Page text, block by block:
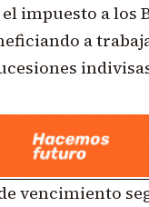
impuesto a los
a
vencimiento